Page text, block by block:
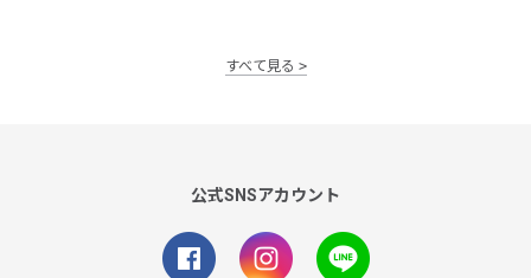
すべて見る
公式SNSアカウント